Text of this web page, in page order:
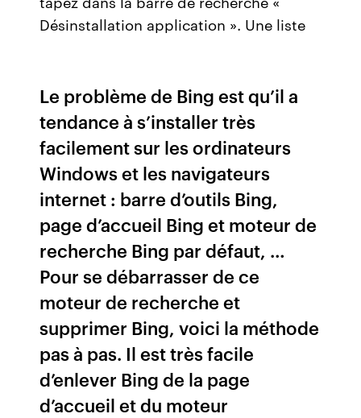
Désinstallation application ». Une liste
Le problème de Bing est qu’il a
tendance à s’installer très
facilement sur les ordinateurs
Windows et les navigateurs
internet : barre d’outils Bing,
page d’accueil Bing et moteur de
recherche Bing par défaut, …
Pour se débarrasser de ce
moteur de recherche et
supprimer Bing, voici la méthode
pas à pas. Il est très facile
d’enlever Bing de la page
d’accueil et du moteur